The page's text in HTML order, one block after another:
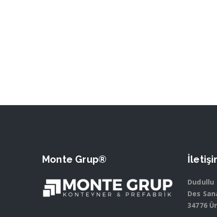
Monte Grup®
Dudullu
Des
34776